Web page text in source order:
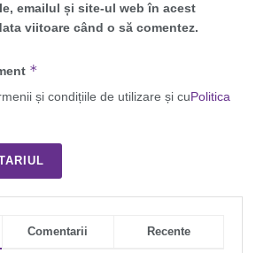
emailul și site-ul web în acest
viitoare când o să comentez.
*
și condițiile de utilizare și cuPolitica
Comentarii Recente